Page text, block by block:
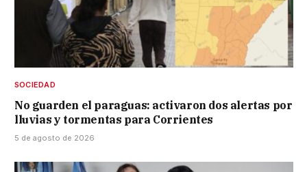
SOCIEDAD
No guarden el paraguas: activaron dos alertas por
lluvias y tormentas para Corrientes
5 de agosto de 2026